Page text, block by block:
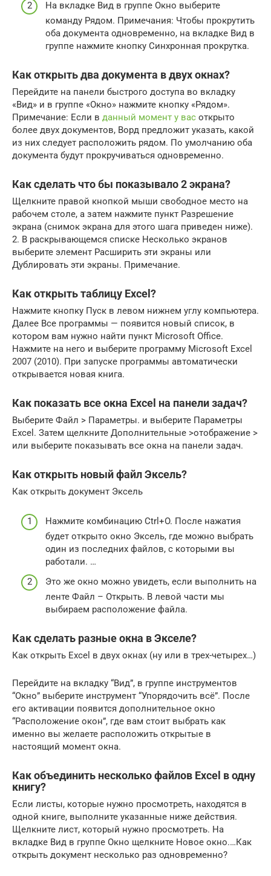
На вкладке Вид в группе Окно выберите
команду Рядом. Примечания: Чтобы прокрутить
оба документа одновременно, на вкладке Вид в
группе нажмите кнопку Синхронная прокрутка.
Как открыть два документа в двух окнах?
Перейдите на панели быстрого доступа во вкладку
«Вид» и в группе «Окно» нажмите кнопку «Рядом».
Примечание: Если в данный момент у вас открыто
более двух документов, Ворд предложит указать, какой
из них следует расположить рядом. По умолчанию оба
документа будут прокручиваться одновременно.
Как сделать что бы показывало 2 экрана?
Щелкните правой кнопкой мыши свободное место на
рабочем столе, а затем нажмите пункт Разрешение
экрана (снимок экрана для этого шага приведен ниже).
2. В раскрывающемся списке Несколько экранов
выберите элемент Расширить эти экраны или
Дублировать эти экраны. Примечание.
Как открыть таблицу Excel?
Нажмите кнопку Пуск в левом нижнем углу компьютера.
Далее Все программы — появится новый список, в
котором вам нужно найти пункт Microsoft Office.
Нажмите на него и выберите программу Microsoft Excel
2007 (2010). При запуске программы автоматически
открывается новая книга.
Как показать все окна Excel на панели задач?
Выберите Файл > Параметры. и выберите Параметры
Excel. Затем щелкните Дополнительные >отображение >
или выберите показывать все окна на панели задач.
Как открыть новый файл Эксель?
Как открыть документ Эксель
Нажмите комбинацию Ctrl+O. После нажатия
будет открыто окно Эксель, где можно выбрать
один из последних файлов, с которыми вы
работали. …
Это же окно можно увидеть, если выполнить на
ленте Файл – Открыть. В левой части мы
выбираем расположение файла.
Как сделать разные окна в Экселе?
Как открыть Excel в двух окнах (ну или в трех-четырех…)
Перейдите на вкладку “Вид”, в группе инструментов
“Окно” выберите инструмент “Упорядочить всё”. После
его активации появится дополнительное окно
“Расположение окон”, где вам стоит выбрать как
именно вы желаете расположить открытые в
настоящий момент окна.
Как объединить несколько файлов Excel в одну
книгу?
Если листы, которые нужно просмотреть, находятся в
одной книге, выполните указанные ниже действия.
Щелкните лист, который нужно просмотреть. На
вкладке Вид в группе Окно щелкните Новое окно.…Как
открыть документ несколько раз одновременно?